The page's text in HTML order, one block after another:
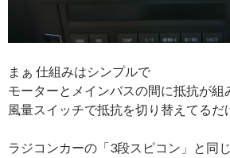
まぁ 仕組みはシンプルで
モーターとメインバスの間に抵抗が組
風量スイッチで抵抗を切り替えてるだ
ラジコンカーの「3段スピコン」と同じ